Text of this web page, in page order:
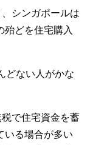
シンガポールは
殆どを住宅購入
どない人がかな
で住宅資金を蓄
いる場合が多い